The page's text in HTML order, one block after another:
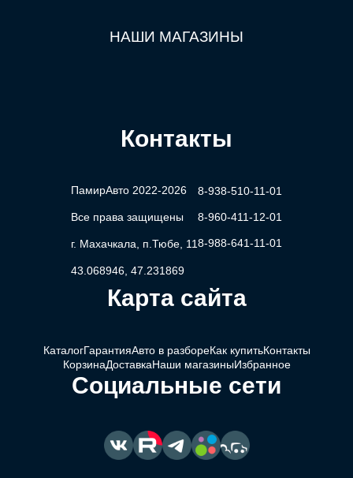
НАШИ МАГАЗИНЫ
Контакты
ПамирАвто 2022-2026
Все права защищены
г. Махачкала, п.Тюбе, 11
43.068946, 47.231869
8-938-510-11-01
8-960-411-12-01
8-988-641-11-01
Карта сайта
КаталогГарантияАвто в разбореКак купитьКонтакты
КорзинаДоставкаНаши магазиныИзбранное
Социальные сети